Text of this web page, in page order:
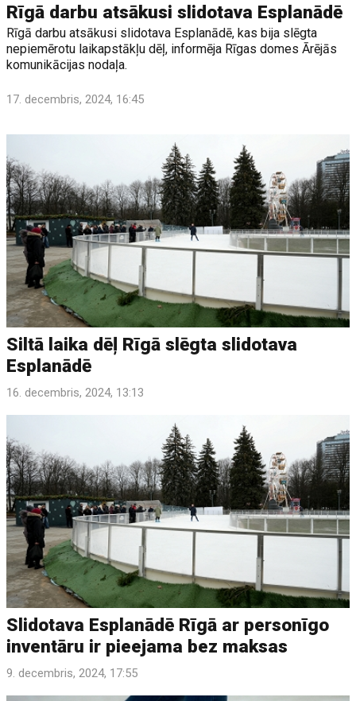
Rīgā darbu atsākusi slidotava Esplanādē
Rīgā darbu atsākusi slidotava Esplanādē, kas bija slēgta
nepiemērotu laikapstākļu dēļ, informēja Rīgas domes Ārējās
komunikācijas nodaļa.
17. decembris, 2024, 16:45
Siltā laika dēļ Rīgā slēgta slidotava
Esplanādē
16. decembris, 2024, 13:13
Slidotava Esplanādē Rīgā ar personīgo
inventāru ir pieejama bez maksas
9. decembris, 2024, 17:55